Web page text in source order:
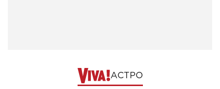
АСТРО